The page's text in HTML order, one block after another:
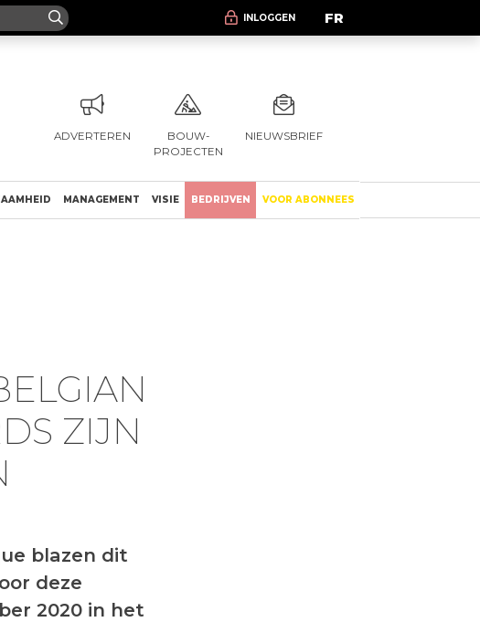
INLOGGEN FR
ADVERTEREN
BOUW-
PROJECTEN
NIEUWSBRIEF
MANAGEMENT VISIE BEDRIJVEN VOOR ABONNEES
ZIJN
blazen dit
deze
2020 in het